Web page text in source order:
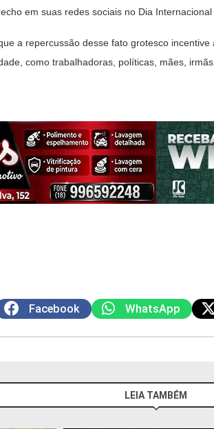
em suas redes sociais no Dia
a repercussão desse fato grotesco
como trabalhadoras, políticas, mães,
Facebook WhatsApp
LEIA TAMBÉM